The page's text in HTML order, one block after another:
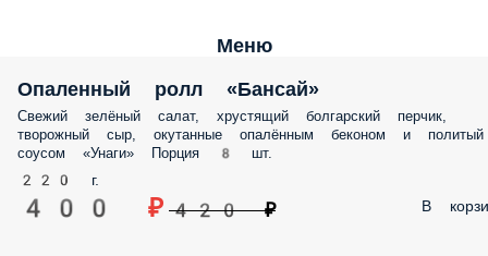
Меню
Опаленный ролл «Бансай»
Свежий зелёный салат, хрустящий болгарский перчик,
творожный сыр, окутанные опалённым беконом и политый
соусом «Унаги» Порция 8 шт.
220 г.
400 ₽ 420 ₽ В